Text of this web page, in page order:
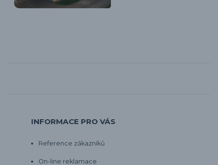
INFORMACE PRO VÁS
Reference zákazníků
On-line reklamace